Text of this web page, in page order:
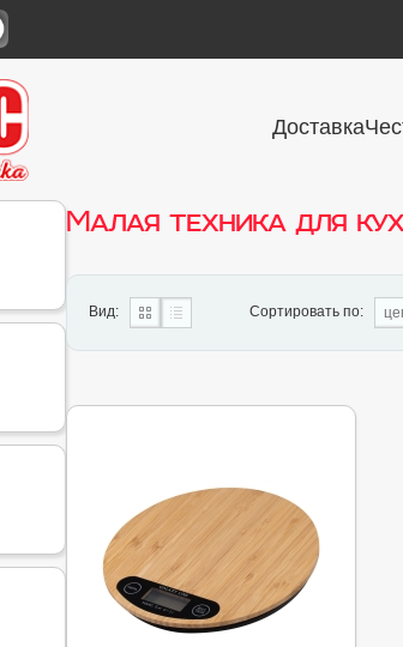
Доставка
Малая техника для
Вид: Сортировать по: